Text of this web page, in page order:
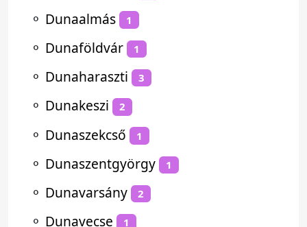
⚬ Dunaalmás 1
⚬ Dunaföldvár 1
⚬ Dunaharaszti 3
⚬ Dunakeszi 2
⚬ Dunaszekcső 1
⚬ Dunaszentgyörgy 1
⚬ Dunavarsány 2
⚬ Dunavecse 1